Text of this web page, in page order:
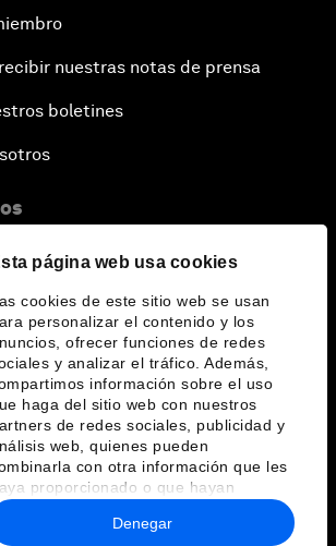
página web usa cookies
cookies de este sitio web se usan
personalizar el contenido y los
ofrecer funciones de redes
y analizar el tráfico. Además,
información sobre el uso
haga del sitio web con nuestros
de redes sociales, publicidad y
web, quienes pueden
con otra información que les
proporcionado o que hayan
a partir del uso que haya
de sus servicios.
Denegar
nuestras notas de prensa
boletines
el Foro
idiomas